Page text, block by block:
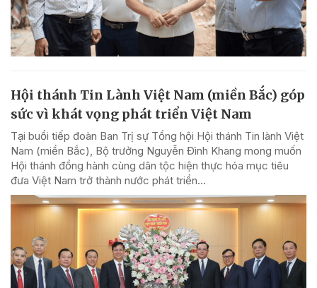
Hội thánh Tin Lành Việt Nam (miền Bắc) góp
sức vì khát vọng phát triển Việt Nam
Tại buổi tiếp đoàn Ban Trị sự Tổng hội Hội thánh Tin lành Việt
Nam (miền Bắc), Bộ trưởng Nguyễn Đình Khang mong muốn
Hội thánh đồng hành cùng dân tộc hiện thực hóa mục tiêu
đưa Việt Nam trở thành nước phát triển...